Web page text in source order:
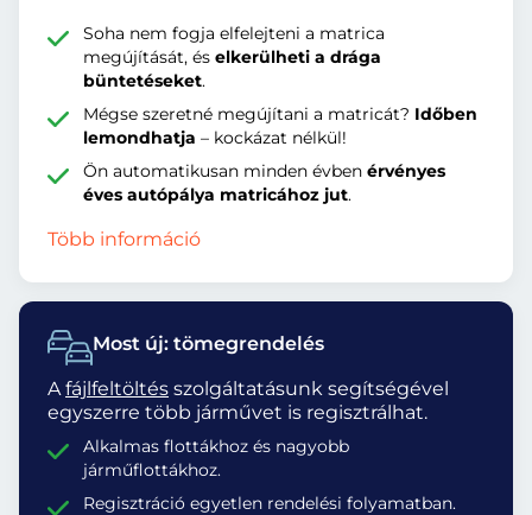
Most új: tömegrendelés
Afájlfeltöltés szolgáltatásunk segítségével
egyszerre több járművet is regisztrálhat.
Alkalmas flottákhoz és nagyobb
járműflottákhoz.
Regisztráció egyetlen rendelési folyamatban.
Soha nem fogja elfelejteni a matrica
megújítását, éselkerülheti a drága
büntetéseket.
Mégse szeretné megújítani a matricát? Időben
lemondhatja – kockázat nélkül!
Ön automatikusan minden évbenérvényes
éves autópálya matricához jut.
Több információ